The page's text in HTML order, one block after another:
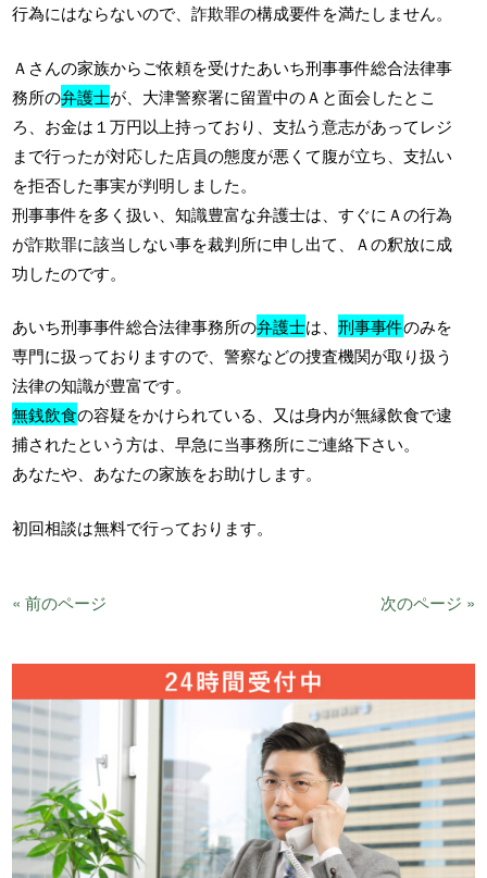
行為にはならないので、詐欺罪の構成要件を満たしません。
Ａさんの家族からご依頼を受けたあいち刑事事件総合法律事
務所の弁護士が、大津警察署に留置中のＡと面会したとこ
ろ、お金は１万円以上持っており、支払う意志があってレジ
まで行ったが対応した店員の態度が悪くて腹が立ち、支払い
を拒否した事実が判明しました。
刑事事件を多く扱い、知識豊富な弁護士は、すぐにＡの行為
が詐欺罪に該当しない事を裁判所に申し出て、Ａの釈放に成
功したのです。
あいち刑事事件総合法律事務所の弁護士は、刑事事件のみを
専門に扱っておりますので、警察などの捜査機関が取り扱う
法律の知識が豊富です。
無銭飲食の容疑をかけられている、又は身内が無縁飲食で逮
捕されたという方は、早急に当事務所にご連絡下さい。
あなたや、あなたの家族をお助けします。
初回相談は無料で行っております。
« 前のページ 次のページ »